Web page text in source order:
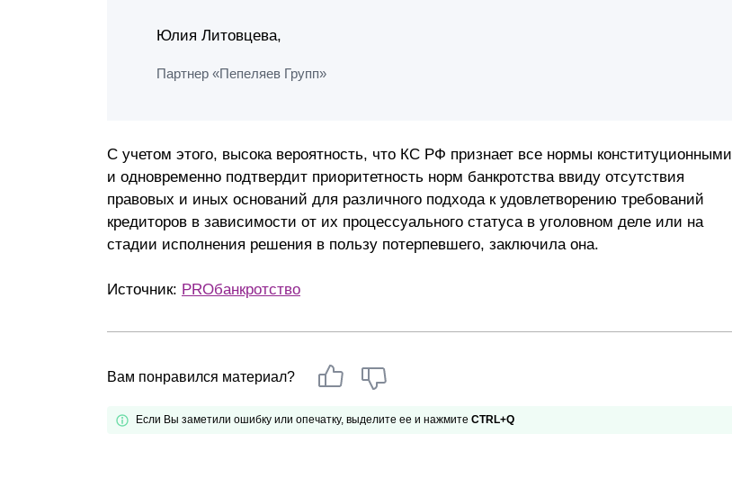
Юлия Литовцева,
Партнер «Пепеляев Групп»
С учетом этого, высока вероятность, что КС РФ признает все нормы конституционными
и одновременно подтвердит приоритетность норм банкротства ввиду отсутствия
правовых и иных оснований для различного подхода к удовлетворению требований
кредиторов в зависимости от их процессуального статуса в уголовном деле или на
стадии исполнения решения в пользу потерпевшего, заключила она.
Источник: PROбанкротство
Вам понравился материал?
Если Вы заметили ошибку или опечатку, выделите ее и нажмите CTRL+Q